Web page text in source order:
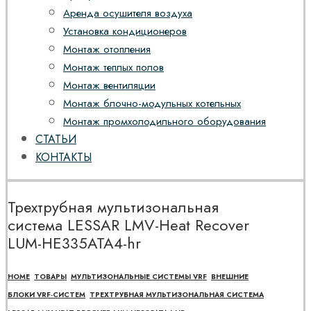
Аренда осушителя воздуха
Установка кондиционеров
Монтаж отопления
Монтаж теплых полов
Монтаж вентиляции
Монтаж блочно-модульных котельных
Монтаж промхолодильного оборудования
СТАТЬИ
КОНТАКТЫ
Трехтрубная мультизональная
система LESSAR LMV-Heat Recover
LUM-HE335ATA4-hr
HOME ТОВАРЫ МУЛЬТИЗОНАЛЬНЫЕ СИСТЕМЫ VRF ВНЕШНИЕ
БЛОКИ VRF-СИСТЕМ ТРЕХТРУБНАЯ МУЛЬТИЗОНАЛЬНАЯ СИСТЕМА